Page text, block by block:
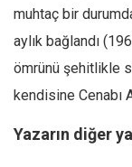
muhtaç bir
aylık bağlandı
ömrünü şehitlikle
kendisine Cenabı
Yazarın diğer